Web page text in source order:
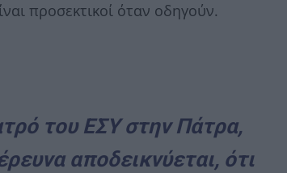
προσεκτικοί όταν οδηγούν.
του ΕΣΥ στην Πάτρα,
αποδεικνύεται, ότι